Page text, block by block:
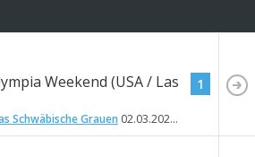
Weekend (USA / Las
Schwäbische Grauen 02.03.2025
1